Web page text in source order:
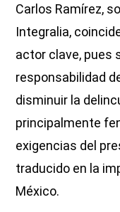
Carlos Ramírez,
Integralia,
actor clave, pues
responsabilidad
disminuir la
principalmente
exigencias del
traducido en la
México.